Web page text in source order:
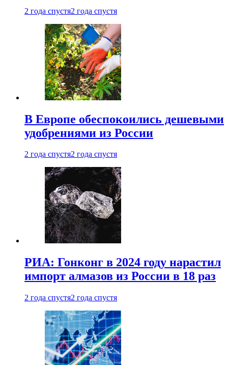
2 года спустя2 года спустя
В Европе обеспокоились дешевыми
удобрениями из России
2 года спустя2 года спустя
РИА: Гонконг в 2024 году нарастил
импорт алмазов из России в 18 раз
2 года спустя2 года спустя